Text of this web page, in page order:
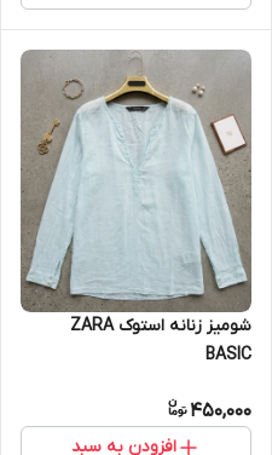
شومیز زنانه استوک ZARA
BASIC
450,000
افزودن به سبد